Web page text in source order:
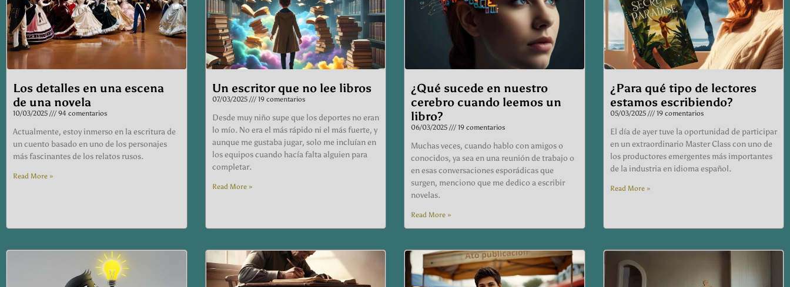
Los detalles en una escena
de una novela
10/03/2025 94 comentarios
Actualmente, estoy inmerso en la escritura de
un cuento basado en uno de los personajes
más fascinantes de los relatos rusos.
Read More »
Un escritor que no lee libros
07/03/2025 19 comentarios
Desde muy niño supe que los deportes no eran
lo mío. No era el más rápido ni el más fuerte, y
aunque me gustaba jugar, solo me incluían en
los equipos cuando hacía falta alguien para
completar.
Read More »
¿Qué sucede en nuestro
cerebro cuando leemos un
libro?
06/03/2025 19 comentarios
Muchas veces, cuando hablo con amigos o
conocidos, ya sea en una reunión de trabajo o
en esas conversaciones esporádicas que
surgen, menciono que me dedico a escribir
novelas.
Read More »
¿Para qué tipo de lectores
estamos escribiendo?
05/03/2025 19 comentarios
El día de ayer tuve la oportunidad de participar
en un extraordinario Master Class con uno de
los productores emergentes más importantes
de la industria en idioma español.
Read More »